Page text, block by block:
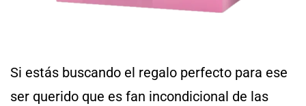
Si estás buscando el regalo perfecto para ese
ser querido que es fan incondicional de las